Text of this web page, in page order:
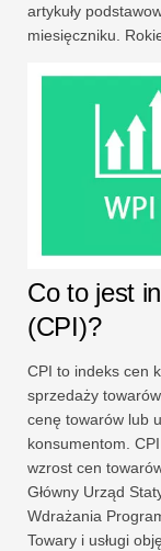
artykuły
miesięczniku.
Co to jest
(CPI)?
CPI to indeks cen
sprzedaży
cenę towarów lub
konsumentom.
wzrost cen
Główny Urząd
Wdrażania
Towary i usługi